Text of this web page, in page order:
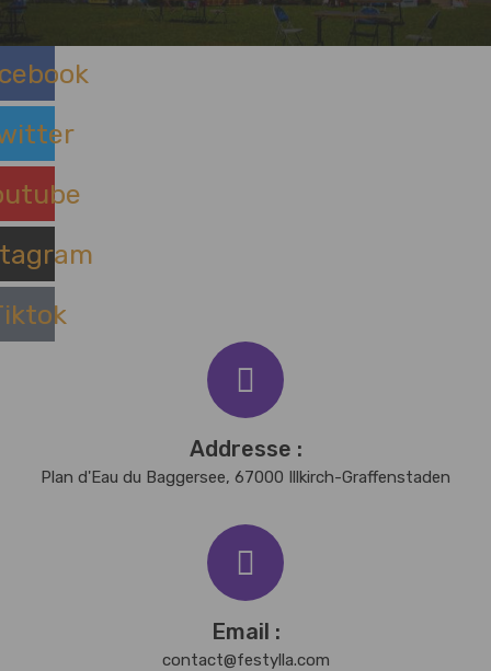
Addresse :
Plan d'Eau du Baggersee, 67000 Illkirch-Graffenstaden
Email :
contact@festylla.com